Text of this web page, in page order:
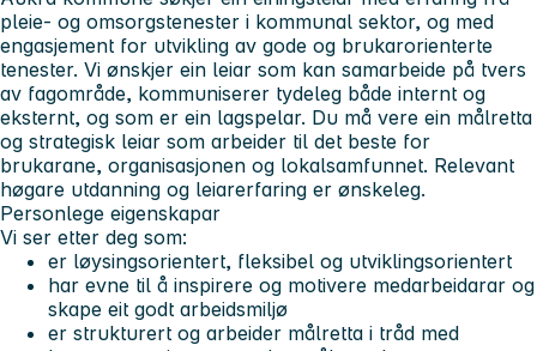
pleie- og omsorgstenester i kommunal sektor, og med
engasjement for utvikling av gode og brukarorienterte
tenester. Vi ønskjer ein leiar som kan samarbeide på tvers
av fagområde, kommuniserer tydeleg både internt og
eksternt, og som er ein lagspelar. Du må vere ein målretta
og strategisk leiar som arbeider til det beste for
brukarane, organisasjonen og lokalsamfunnet. Relevant
høgare utdanning og leiarerfaring er ønskeleg.
Personlege eigenskapar
Vi ser etter deg som:
er løysingsorientert, fleksibel og utviklingsorientert
har evne til å inspirere og motivere medarbeidarar og
skape eit godt arbeidsmiljø
er strukturert og arbeider målretta i tråd med